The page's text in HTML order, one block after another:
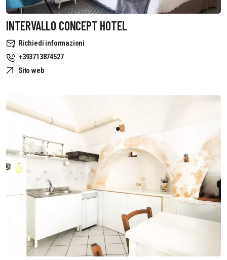
INTERVALLO CONCEPT HOTEL
Richiedi informazioni
+393713874527
Sito web